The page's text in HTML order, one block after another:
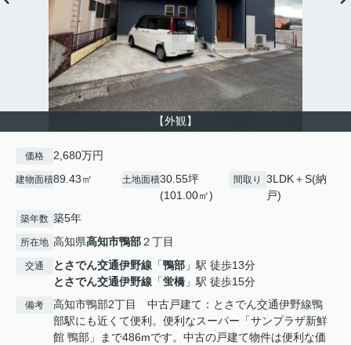
【外観】
価格 2,680万円
建物面積89.43㎡ 土地面積30.55坪
(101.00㎡)
間取り
3LDK＋S(納
戸)
築年数 築5年
所在地 高知県高知市鴨部２丁目
交通 とさでん交通伊野線 「鴨部 」駅 徒歩13分
とさでん交通伊野線 「蛍橋 」駅 徒歩15分
備考
高知市鴨部2丁目 中古戸建て：とさでん交通伊野線鴨
部駅にも近くて便利。便利なスーパー「サンプラザ新鮮
館 鴨部」まで486mです。中古の戸建て物件は便利な価